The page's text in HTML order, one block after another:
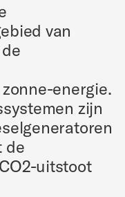
van
energie.
zijn
de
uitstoot